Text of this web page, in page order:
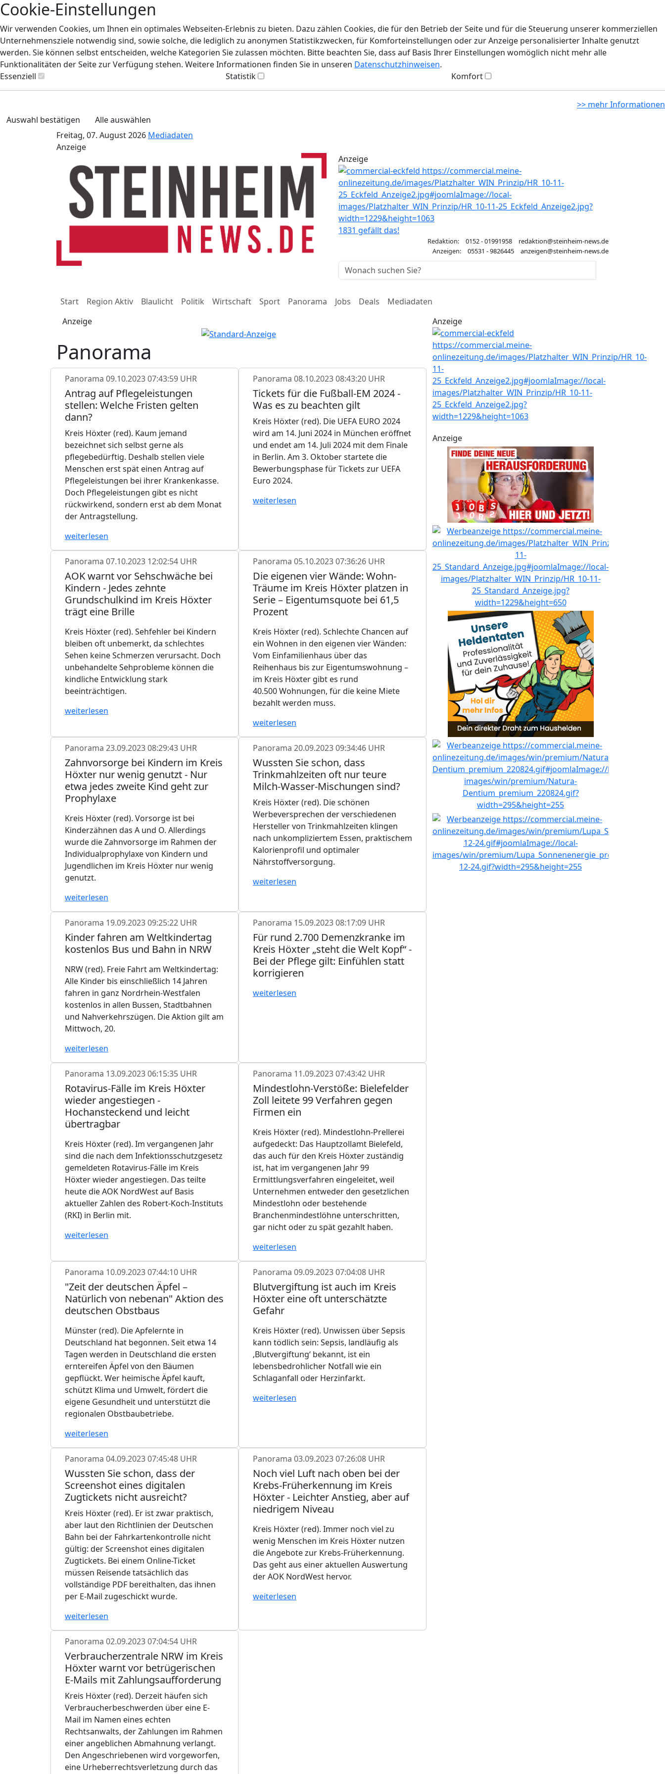
Cookie-Einstellungen
Wir verwenden Cookies, um Ihnen ein optimales Webseiten-Erlebnis zu bieten. Dazu zählen Cookies, die für den Betrieb der Seite und für die Steuerung unserer kommerziellen
Unternehmensziele notwendig sind, sowie solche, die lediglich zu anonymen Statistikzwecken, für Komforteinstellungen oder zur Anzeige personalisierter Inhalte genutzt
werden. Sie können selbst entscheiden, welche Kategorien Sie zulassen möchten. Bitte beachten Sie, dass auf Basis Ihrer Einstellungen womöglich nicht mehr alle
Funktionalitäten der Seite zur Verfügung stehen. Weitere Informationen finden Sie in unseren Datenschutzhinweisen.
Essenziell
Statistik Komfort
>> mehr Informationen
Auswahl bestätigen
Alle auswählen
Freitag, 07. August 2026 Mediadaten
Anzeige
Anzeige
1831 gefällt das!
Redaktion: 0152 - 01991958
redaktion@steinheim-news.de
Anzeigen:
05531 - 9826445 anzeigen@steinheim-news.de
Start Region Aktiv Blaulicht Politik Wirtschaft Sport Panorama Jobs Deals
Mediadaten
Anzeige
Panorama
Panorama 09.10.2023 07:43:59 UHR
Antrag auf Pflegeleistungen
stellen: Welche Fristen gelten
dann?
Kreis Höxter (red). Kaum jemand
bezeichnet sich selbst gerne als
pflegebedürftig. Deshalb stellen viele
Menschen erst spät einen Antrag auf
Pflegeleistungen bei ihrer Krankenkasse.
Doch Pflegeleistungen gibt es nicht
rückwirkend, sondern erst ab dem Monat
der Antragstellung.
weiterlesen
Panorama 08.10.2023 08:43:20 UHR
Tickets für die Fußball-EM 2024 -
Was es zu beachten gilt
Kreis Höxter (red). Die UEFA EURO 2024
wird am 14. Juni 2024 in München eröffnet
und endet am 14. Juli 2024 mit dem Finale
in Berlin. Am 3. Oktober startete die
Bewerbungsphase für Tickets zur UEFA
Euro 2024.
weiterlesen
Panorama 07.10.2023 12:02:54 UHR
AOK warnt vor Sehschwäche bei
Kindern - Jedes zehnte
Grundschulkind im Kreis Höxter
trägt eine Brille
Kreis Höxter (red). Sehfehler bei Kindern
bleiben oft unbemerkt, da schlechtes
Sehen keine Schmerzen verursacht. Doch
unbehandelte Sehprobleme können die
kindliche Entwicklung stark
beeinträchtigen.
weiterlesen
Panorama 05.10.2023 07:36:26 UHR
Die eigenen vier Wände: Wohn-
Träume im Kreis Höxter platzen in
Serie – Eigentumsquote bei 61,5
Prozent
Kreis Höxter (red). Schlechte Chancen auf
ein Wohnen in den eigenen vier Wänden:
Vom Einfamilienhaus über das
Reihenhaus bis zur Eigentumswohnung –
im Kreis Höxter gibt es rund
40.500 Wohnungen, für die keine Miete
bezahlt werden muss.
weiterlesen
Panorama 23.09.2023 08:29:43 UHR
Zahnvorsorge bei Kindern im Kreis
Höxter nur wenig genutzt - Nur
etwa jedes zweite Kind geht zur
Prophylaxe
Kreis Höxter (red). Vorsorge ist bei
Kinderzähnen das A und O. Allerdings
wurde die Zahnvorsorge im Rahmen der
Individualprophylaxe von Kindern und
Jugendlichen im Kreis Höxter nur wenig
genutzt.
weiterlesen
Panorama 20.09.2023 09:34:46 UHR
Wussten Sie schon, dass
Trinkmahlzeiten oft nur teure
Milch-Wasser-Mischungen sind?
Kreis Höxter (red). Die schönen
Werbeversprechen der verschiedenen
Hersteller von Trinkmahlzeiten klingen
nach unkompliziertem Essen, praktischem
Kalorienprofil und optimaler
Nährstoffversorgung.
weiterlesen
Panorama 19.09.2023 09:25:22 UHR
Kinder fahren am Weltkindertag
kostenlos Bus und Bahn in NRW
NRW (red). Freie Fahrt am Weltkindertag:
Alle Kinder bis einschließlich 14 Jahren
fahren in ganz Nordrhein-Westfalen
kostenlos in allen Bussen, Stadtbahnen
und Nahverkehrszügen. Die Aktion gilt am
Mittwoch, 20.
weiterlesen
Panorama 15.09.2023 08:17:09 UHR
Für rund 2.700 Demenzkranke im
Kreis Höxter „steht die Welt Kopf“ -
Bei der Pflege gilt: Einfühlen statt
korrigieren
weiterlesen
Panorama 13.09.2023 06:15:35 UHR
Rotavirus-Fälle im Kreis Höxter
wieder angestiegen -
Hochansteckend und leicht
übertragbar
Kreis Höxter (red). Im vergangenen Jahr
sind die nach dem Infektionsschutzgesetz
gemeldeten Rotavirus-Fälle im Kreis
Höxter wieder angestiegen. Das teilte
heute die AOK NordWest auf Basis
aktueller Zahlen des Robert-Koch-Instituts
(RKI) in Berlin mit.
weiterlesen
Panorama 11.09.2023 07:43:42 UHR
Mindestlohn-Verstöße: Bielefelder
Zoll leitete 99 Verfahren gegen
Firmen ein
Kreis Höxter (red). Mindestlohn-Prellerei
aufgedeckt: Das Hauptzollamt Bielefeld,
das auch für den Kreis Höxter zuständig
ist, hat im vergangenen Jahr 99
Ermittlungsverfahren eingeleitet, weil
Unternehmen entweder den gesetzlichen
Mindestlohn oder bestehende
Branchenmindestlöhne unterschritten,
gar nicht oder zu spät gezahlt haben.
weiterlesen
Panorama 10.09.2023 07:44:10 UHR
"Zeit der deutschen Äpfel –
Natürlich von nebenan" Aktion des
deutschen Obstbaus
Münster (red). Die Apfelernte in
Deutschland hat begonnen. Seit etwa 14
Tagen werden in Deutschland die ersten
erntereifen Äpfel von den Bäumen
gepflückt. Wer heimische Äpfel kauft,
schützt Klima und Umwelt, fördert die
eigene Gesundheit und unterstützt die
regionalen Obstbaubetriebe.
weiterlesen
Panorama 09.09.2023 07:04:08 UHR
Blutvergiftung ist auch im Kreis
Höxter eine oft unterschätzte
Gefahr
Kreis Höxter (red). Unwissen über Sepsis
kann tödlich sein: Sepsis, landläufig als
‚Blutvergiftung‘ bekannt, ist ein
lebensbedrohlicher Notfall wie ein
Schlaganfall oder Herzinfarkt.
weiterlesen
Panorama 04.09.2023 07:45:48 UHR
Wussten Sie schon, dass der
Screenshot eines digitalen
Zugtickets nicht ausreicht?
Kreis Höxter (red). Er ist zwar praktisch,
aber laut den Richtlinien der Deutschen
Bahn bei der Fahrkartenkontrolle nicht
gültig: der Screenshot eines digitalen
Zugtickets. Bei einem Online-Ticket
müssen Reisende tatsächlich das
vollständige PDF bereithalten, das ihnen
per E-Mail zugeschickt wurde.
weiterlesen
Panorama 03.09.2023 07:26:08 UHR
Noch viel Luft nach oben bei der
Krebs-Früherkennung im Kreis
Höxter - Leichter Anstieg, aber auf
niedrigem Niveau
Kreis Höxter (red). Immer noch viel zu
wenig Menschen im Kreis Höxter nutzen
die Angebote zur Krebs-Früherkennung.
Das geht aus einer aktuellen Auswertung
der AOK NordWest hervor.
weiterlesen
Panorama 02.09.2023 07:04:54 UHR
Verbraucherzentrale NRW im Kreis
Höxter warnt vor betrügerischen
E-Mails mit Zahlungsaufforderung
Kreis Höxter (red). Derzeit häufen sich
Verbraucherbeschwerden über eine E-
Mail im Namen eines echten
Rechtsanwalts, der Zahlungen im Rahmen
einer angeblichen Abmahnung verlangt.
Den Angeschriebenen wird vorgeworfen,
eine Urheberrechtsverletzung durch das
Anzeige
Anzeige